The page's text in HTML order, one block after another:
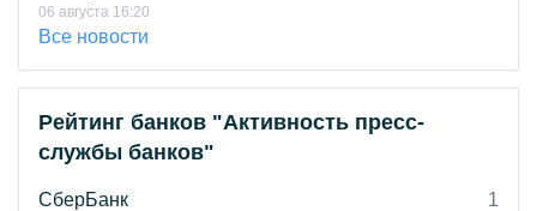
06 августа 16:20
Все новости
Рейтинг банков "Активность пресс-
службы банков"
СберБанк
1